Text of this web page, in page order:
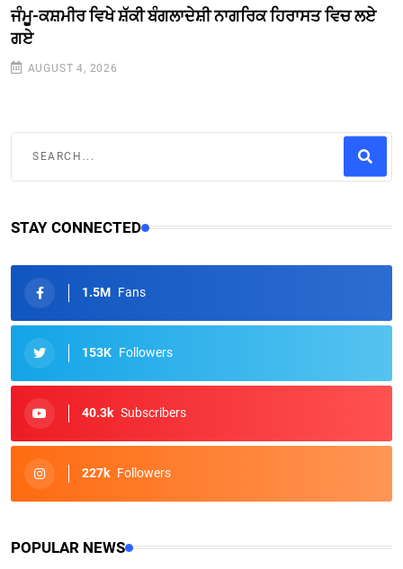
ਜੰਮੂ-ਕਸ਼ਮੀਰ ਵਿਖੇ ਸ਼ੱਕੀ ਬੰਗਲਾਦੇਸ਼ੀ ਨਾਗਰਿਕ ਹਿਰਾਸਤ ਵਿਚ ਲਏ
ਗਏ
AUGUST 4, 2026
STAY CONNECTED
1.5M Fans
153K Followers
40.3k Subscribers
227k Followers
POPULAR NEWS